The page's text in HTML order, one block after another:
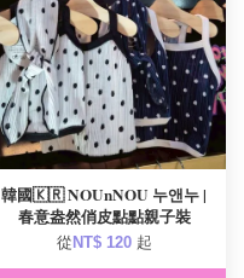
韓國🇰🇷 NOUnNOU 누앤누 |
春意盎然俏皮點點親子裝
從NT$ 120 起